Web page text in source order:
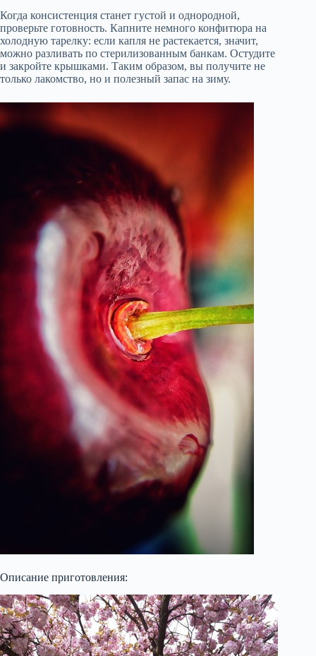
Когда консистенция станет густой и однородной,
проверьте готовность. Капните немного конфитюра на
холодную тарелку: если капля не растекается, значит,
можно разливать по стерилизованным банкам. Остудите
и закройте крышками. Таким образом, вы получите не
только лакомство, но и полезный запас на зиму.
Описание приготовления: